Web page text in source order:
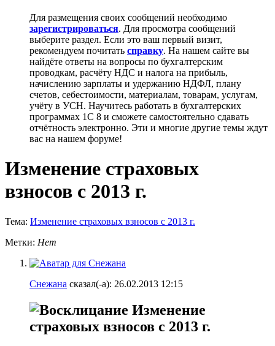
Для размещения своих сообщений необходимо
зарегистрироваться. Для просмотра сообщений
выберите раздел. Если это ваш первый визит,
рекомендуем почитать справку. На нашем сайте вы
найдёте ответы на вопросы по бухгалтерским
проводкам, расчёту НДС и налога на прибыль,
начислению зарплаты и удержанию НДФЛ, плану
счетов, себестоимости, материалам, товарам, услугам,
учёту в УСН. Научитесь работать в бухгалтерских
программах 1С 8 и сможете самостоятельно сдавать
отчётность электронно. Эти и многие другие темы ждут
вас на нашем форуме!
Изменение страховых
взносов с 2013 г.
Тема: Изменение страховых взносов с 2013 г.
Метки: Нет
Снежана сказал(-а): 26.02.2013 12:15
Изменение
страховых взносов с 2013 г.